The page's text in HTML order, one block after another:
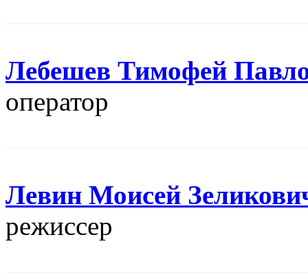
Лебешев Тимофей
оператор
Левин Моисей
режисcер